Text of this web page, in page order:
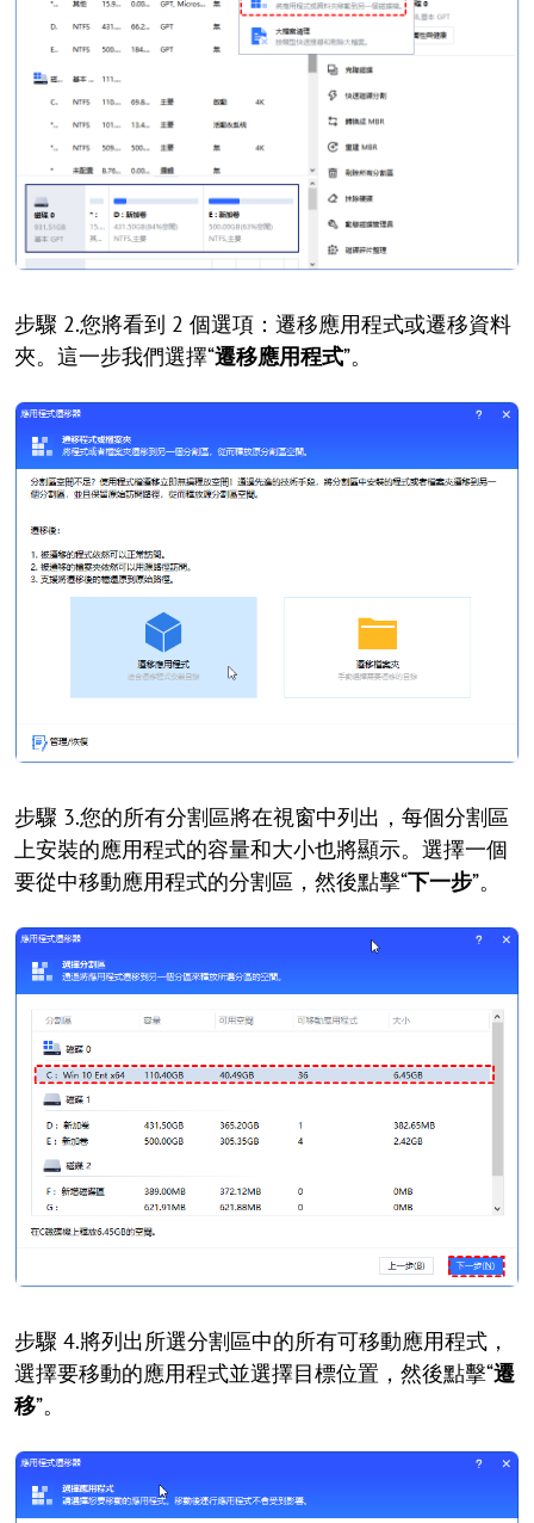
步驟 2.您將看到 2 個選項：遷移應用程式或遷移資料
夾。這一步我們選擇“遷移應用程式”。
步驟 3.您的所有分割區將在視窗中列出，每個分割區
上安裝的應用程式的容量和大小也將顯示。選擇一個
要從中移動應用程式的分割區，然後點擊“下一步”。
步驟 4.將列出所選分割區中的所有可移動應用程式，
選擇要移動的應用程式並選擇目標位置，然後點擊“遷
移”。